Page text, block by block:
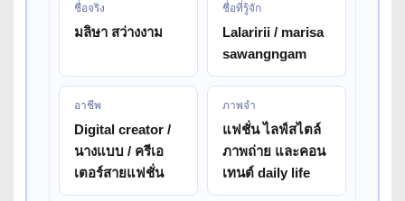
ชื่อจริง
มลิษา สว่างงาม
ชื่อที่รู้จัก
Lalaririi / marisa
sawangngam
อาชีพ
Digital creator /
นางแบบ / ครีเอ
เตอร์สายแฟชั่น
ภาพจำ
แฟชั่น ไลฟ์สไตล์
ภาพถ่าย และคอน
เทนต์ daily life